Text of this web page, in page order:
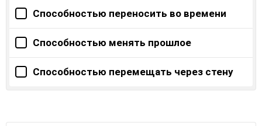
Способностью переносить во времени
Способностью менять прошлое
Способностью перемещать через стену